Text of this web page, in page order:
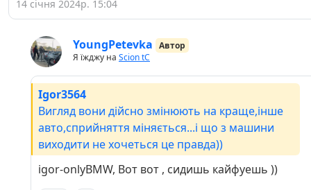
14 січня 2024р. 15:04
YoungPetevka Автор
Я їжджу на Scion tC
Igor3564
Вигляд вони дійсно змінюють на краще,інше
авто,сприйняття міняється...і що з машини
виходити не хочеться це правда))
igor-onlyBMW, Вот вот , сидишь кайфуешь ))